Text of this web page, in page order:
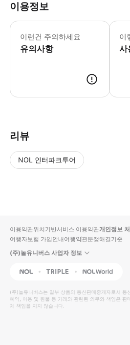
이용정보
이런건 주의하세요
유의사항
- 신장
이
사
리뷰
NOL 인터파크투어
입니
다.
높
은
순
동
영
상
순
상
이용약관위치기반서비스 이용약관개인정보
여행자보험 가입안내여행약관분쟁해결기준
(주)놀유니버스 사업자 정보
NOL Triple Interpark Global
(주)놀유니버스는 일부 상품의 통신판매중개자로서 통
예약, 이용 및 환불 등 거래와 관련된 의무와 책임은 판
체 책임을 지지 않습니다.